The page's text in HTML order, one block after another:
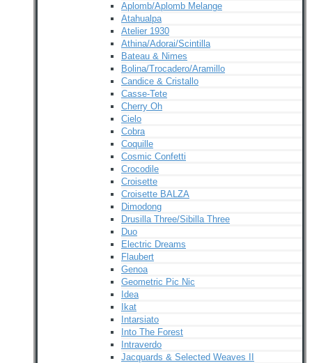
Aplomb/Aplomb Melange
Atahualpa
Atelier 1930
Athina/Adorai/Scintilla
Bateau & Nimes
Bolina/Trocadero/Aramillo
Candice & Cristallo
Casse-Tete
Cherry Oh
Cielo
Cobra
Coquille
Cosmic Confetti
Crocodile
Croisette
Croisette BALZA
Dimodong
Drusilla Three/Sibilla Three
Duo
Electric Dreams
Flaubert
Genoa
Geometric Pic Nic
Idea
Ikat
Intarsiato
Into The Forest
Intraverdo
Jacquards & Selected Weaves II